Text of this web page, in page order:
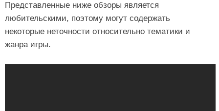
Представленные ниже обзоры является
любительскими, поэтому могут содержать
некоторые неточности относительно тематики и
жанра игры.